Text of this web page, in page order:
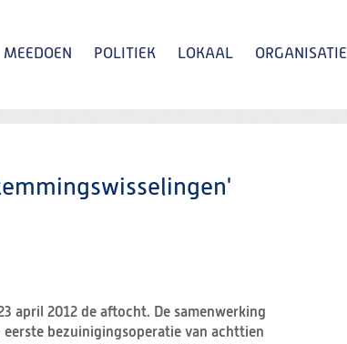
MEEDOEN POLITIEK LOKAAL ORGANISATIE
april 2012 de aftocht. De samenwerking
eerste bezuinigingsoperatie van achttien